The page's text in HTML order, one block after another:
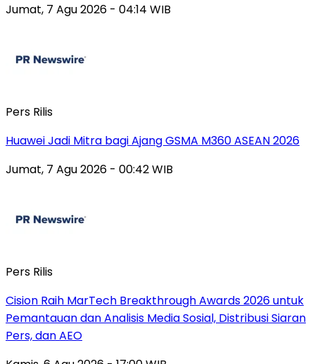
Jumat, 7 Agu 2026 - 04:14 WIB
Pers Rilis
Huawei Jadi Mitra bagi Ajang GSMA M360 ASEAN 2026
Jumat, 7 Agu 2026 - 00:42 WIB
Pers Rilis
Cision Raih MarTech Breakthrough Awards 2026 untuk
Pemantauan dan Analisis Media Sosial, Distribusi Siaran
Pers, dan AEO